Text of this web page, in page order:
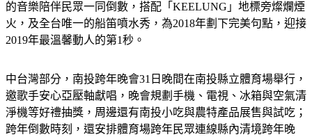
的音樂陪伴民眾一同倒數，搭配「KEELUNG」地標旁燦爛煙
火，及全台唯一的船笛噴水秀，為2018年劃下完美句點，迎接
2019年最溫馨動人的第1秒。
中台灣部分， 南投跨年晚會31日晚間在南投縣立體育場舉行，
邀歌手安心亞壓軸獻唱，晚會規劃手機、電視、冰箱與空氣清
淨機等好禮抽獎，周邊還有南投小吃與農特產品展售與試吃；
跨年倒數時刻，還安排體育場跨年民眾連線縣內清境跨年晚